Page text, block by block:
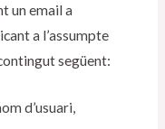
un email a
a l’assumpte
següent:
d’usuari,